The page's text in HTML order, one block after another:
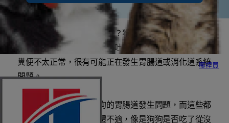
哪裡買
您的愛犬是否身體不太舒服？狗狗也許罹患某種消化道
疾病？如果您的愛犬出現嘔吐的症狀，或是發現狗狗的
糞便不太正常，很有可能正在發生胃腸道或消化道系統
問題。
很多因素都可能導致狗狗的胃腸道發生問題，而這些都
可能讓您的愛犬感到身體不適，像是狗狗是否吃了從沒